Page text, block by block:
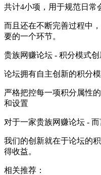
共计4小项，用于规范日常
而且还在不断完善过程中
要的一个环节。
贵族网赚论坛 - 积分模式创
论坛拥有自主创新的积分模
严格把控每一项积分属性
和设置
对于一家贵族网赚论坛 - 而
我们的创新就在于论坛的
得收益。
相关推荐：